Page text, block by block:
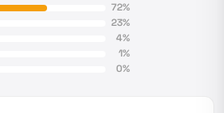
72%
23%
4%
1%
0%